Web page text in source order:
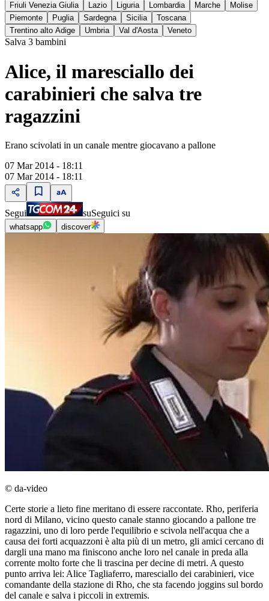
Friuli Venezia Giulia
Lazio Liguria Lombardia Marche
Molise
Piemonte
Puglia Sardegna Sicilia
Toscana
Trentino alto Adige
Umbria Val d'Aosta Veneto
Salva 3 bambini
Alice, il maresciallo dei
carabinieri che salva tre
ragazzini
Erano scivolati in un canale mentre giocavano a pallone
07 Mar 2014 - 18:11
07 Mar 2014 - 18:11
Segui suSeguici su
whatsapp discover
© da-video
Certe storie a lieto fine meritano di essere raccontate. Rho, periferia
nord di Milano, vicino questo canale stanno giocando a pallone tre
ragazzini, uno di loro perde l'equilibrio e scivola nell'acqua che a
causa dei forti acquazzoni è alta più di un metro, gli amici cercano di
dargli una mano ma finiscono anche loro nel canale in preda alla
corrente molto forte che li trascina per decine di metri. A questo
punto arriva lei: Alice Tagliaferro, maresciallo dei carabinieri, vice
comandante della stazione di Rho, che sta facendo joggins sul bordo
del canale e salva i piccoli in extremis.